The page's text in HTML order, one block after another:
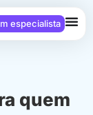
especialista
quem